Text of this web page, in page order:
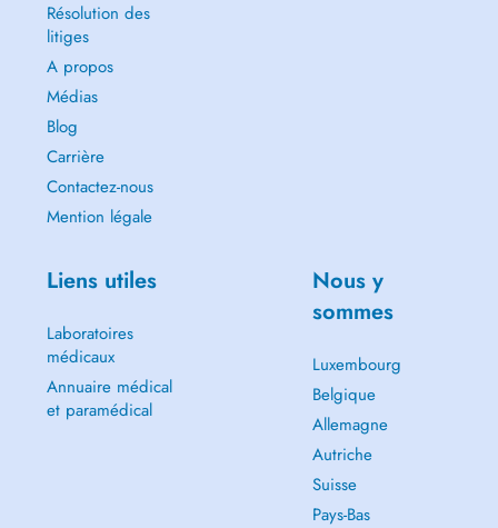
Résolution des
litiges
A propos
Médias
Blog
Carrière
Contactez-nous
Mention légale
Liens utiles
Laboratoires
médicaux
Annuaire médical
et paramédical
Nous y
sommes
Luxembourg
Belgique
Allemagne
Autriche
Suisse
Pays-Bas